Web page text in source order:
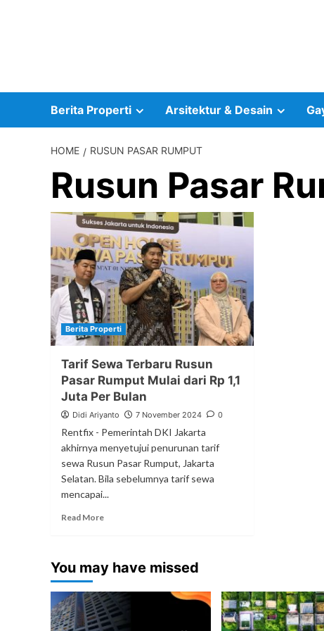
Berita Properti Arsitektur & Desain
HOME RUSUN PASAR RUMPUT
Rusun Pasar
Berita Properti
Tarif Sewa Terbaru Rusun
Pasar Rumput Mulai dari Rp 1,1
Juta Per Bulan
Didi Ariyanto 7 November 2024 0
Rentfix - Pemerintah DKI Jakarta
akhirnya menyetujui penurunan tarif
sewa Rusun Pasar Rumput, Jakarta
Selatan. Bila sebelumnya tarif sewa
mencapai...
Read More
You may have missed